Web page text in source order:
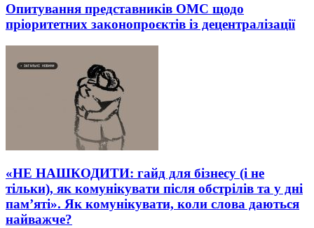
Опитування представників ОМС щодо
пріоритетних законопроєктів із децентралізації
«НЕ НАШКОДИТИ: гайд для бізнесу (і не
тільки), як комунікувати після обстрілів та у дні
пам’яті». Як комунікувати, коли слова даються
найважче?